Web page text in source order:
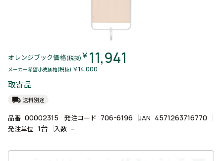
オレンジブック価格(税抜) ￥ 11,941
メーカー希望小売価格(税抜) ￥14,000
取寄品
local_shipping 送料別途
品番 00002315 発注コード 706-6196 JAN 4571263716770
発注単位 1台 入数 -